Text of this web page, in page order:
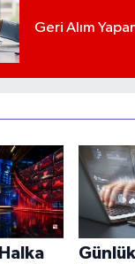
Geri Alım
Günlük